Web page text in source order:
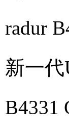
radur
新一
B4331